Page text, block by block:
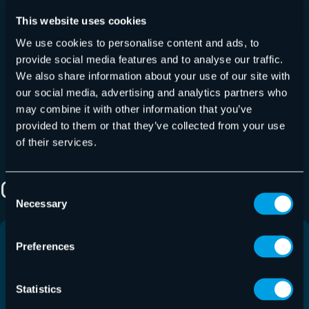
This website uses cookies
We use cookies to personalise content and ads, to
provide social media features and to analyse our traffic.
We also share information about your use of our site with
our social media, advertising and analytics partners who
may combine it with other information that you’ve
provided to them or that they’ve collected from your use
of their services.
Selection
Necessary
Preferences
Statistics
Die Schaltfläche „Analyse starten“ im Block
Email Security Analystist jetzt korrekt
ausgerichtet.
Archive Auditverarbeitet jetzt die
Spracheinrichtung früher und berücksichtigt die
konfigurierte Standardsprache.
CHECK OTHER RELEASES